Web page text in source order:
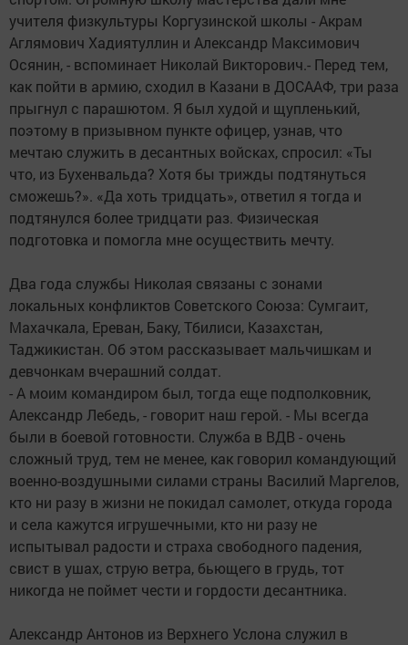
учителя физкультуры Коргузинской школы - Акрам
Аглямович Хадиятуллин и Александр Максимович
Осянин, - вспоминает Николай Викторович.- Перед тем,
как пойти в армию, сходил в Казани в ДОСААФ, три раза
прыгнул с парашютом. Я был худой и щупленький,
поэтому в призывном пункте офицер, узнав, что
мечтаю служить в десантных войсках, спросил: «Ты
что, из Бухенвальда? Хотя бы трижды подтянуться
сможешь?». «Да хоть тридцать», ответил я тогда и
подтянулся более тридцати раз. Физическая
подготовка и помогла мне осуществить мечту.
Два года службы Николая связаны с зонами
локальных конфликтов Советского Союза: Сумгаит,
Махачкала, Ереван, Баку, Тбилиси, Казахстан,
Таджикистан. Об этом рассказывает мальчишкам и
девчонкам вчерашний солдат.
- А моим командиром был, тогда еще подполковник,
Александр Лебедь, - говорит наш герой. - Мы всегда
были в боевой готовности. Служба в ВДВ - очень
сложный труд, тем не менее, как говорил командующий
военно-воздушными силами страны Василий Маргелов,
кто ни разу в жизни не покидал самолет, откуда города
и села кажутся игрушечными, кто ни разу не
испытывал радости и страха свободного падения,
свист в ушах, струю ветра, бьющего в грудь, тот
никогда не поймет чести и гордости десантника.
Александр Антонов из Верхнего Услона служил в